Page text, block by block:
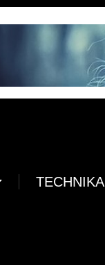
TECHNIKA